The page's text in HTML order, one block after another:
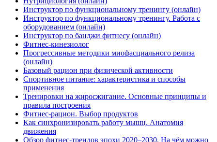
Инструктор по функциональному тренингу (онлайн)
Инструктор по функциональному тренингу. Работа с
оборудованием (онлайн)
Инструктор по банджи фитнесу (онлайн)
Фитнес-кинезиолог
Прогрессивные методики миофасциального релиза
(онлайн)
Базовый рацион при физической активности
Спортивное питание: характеристика и способы
применения
Тренировки на жиросжигание. Основные принципы и
правила построения
Фитнес-рацион. Выбор продуктов
Как синхронизировать работу мышц. Анатомия
движения
Обзор фитнес-трендов эпохи 2020–2030. На чём можно